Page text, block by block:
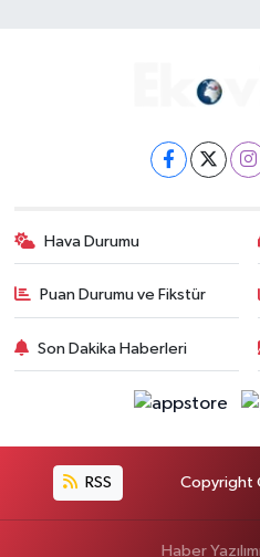
Hava Durumu
Puan Durumu ve Fikstür
Son Dakika Haberleri
RSS Copyright
Haber